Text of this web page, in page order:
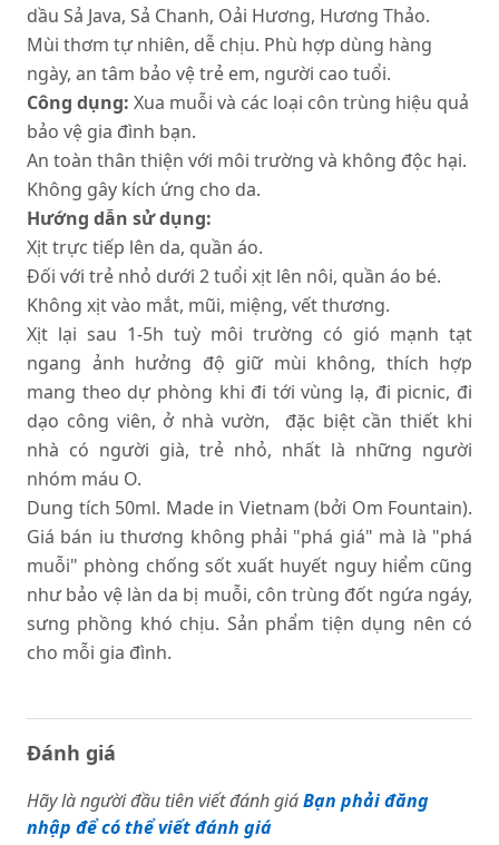
dầu Sả Java, Sả Chanh, Oải Hương, Hương Thảo.
Mùi thơm tự nhiên, dễ chịu. Phù hợp dùng hàng
ngày, an tâm bảo vệ trẻ em, người cao tuổi.
Công dụng: Xua muỗi và các loại côn trùng hiệu quả
bảo vệ gia đình bạn.
An toàn thân thiện với môi trường và không độc hại.
Không gây kích ứng cho da.
Hướng dẫn sử dụng:
Xịt trực tiếp lên da, quần áo.
Đối với trẻ nhỏ dưới 2 tuổi xịt lên nôi, quần áo bé.
Không xịt vào mắt, mũi, miệng, vết thương.
Xịt lại sau 1-5h tuỳ môi trường có gió mạnh tạt
ngang ảnh hưởng độ giữ mùi không, thích hợp
mang theo dự phòng khi đi tới vùng lạ, đi picnic, đi
dạo công viên, ở nhà vườn, đặc biệt cần thiết khi
nhà có người già, trẻ nhỏ, nhất là những người
nhóm máu O.
Dung tích 50ml. Made in Vietnam (bởi Om Fountain).
Giá bán iu thương không phải "phá giá" mà là "phá
muỗi" phòng chống sốt xuất huyết nguy hiểm cũng
như bảo vệ làn da bị muỗi, côn trùng đốt ngứa ngáy,
sưng phồng khó chịu. Sản phẩm tiện dụng nên có
cho mỗi gia đình.
Đánh giá
Hãy là người đầu tiên viết đánh giáBạn phải đăng
nhập để có thể viết đánh giá